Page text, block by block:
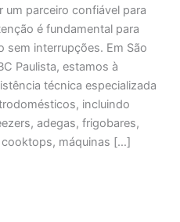
parceiro confiável para
é fundamental para
sem interrupções. Em São
Paulista, estamos à
técnica especializada
incluindo
adegas, frigobares,
máquinas […]